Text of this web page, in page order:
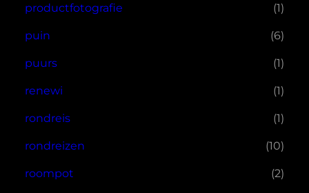
productfotografie (1)
puin (6)
puurs (1)
renewi (1)
rondreis (1)
rondreizen (10)
roompot (2)